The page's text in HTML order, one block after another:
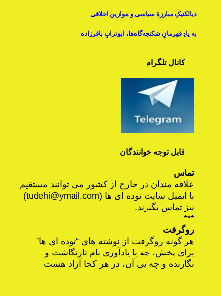
دیالکتیکِ مبارزۀ سیاسی و موازینِ اخلاقی
به یادِ قهرمانِ شکنجه‌گاه‌ها، ابوترابِ باقرزاده
کانال تلگرام
قابل توجه خوانندگان
تماس
علاقه مندان در خارج از کشور می توانند مستقیم
با ایمیل سایت توده ای ها (tudehi@ymail.com
)
نیز تماس بگیرند.
***
روگرفت
هر گونه روگرفت از نوشته های “توده ای ها”
برای پخش، چه با یادآوری نام تارنگاشت و
نگارنده و چه بی آن، در هر کجا آزاد هست